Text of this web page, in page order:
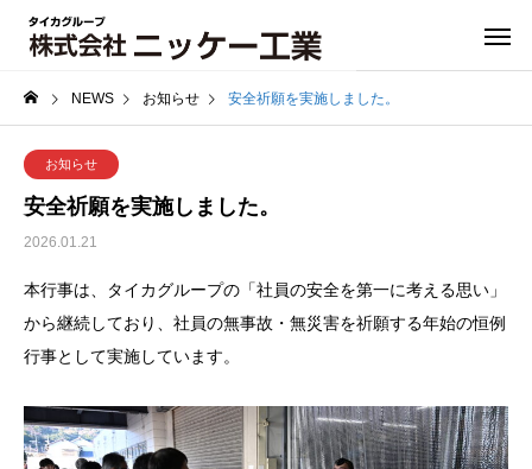
NEWS お知らせ 安全祈願を実施しました。
お知らせ
安全祈願を実施しました。
2026.01.21
本行事は、タイカグループの「社員の安全を第一に考える思い」
から継続しており、社員の無事故・無災害を祈願する年始の恒例
行事として実施しています。